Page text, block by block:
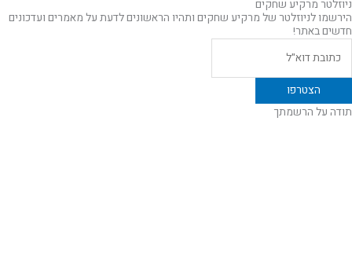
ניוזלטר מרקיע שחקים
הירשמו לניוזלטר של מרקיע שחקים ותהיו הראשונים לדעת על מאמרים ועדכונים
חדשים באתר!
תודה על הרשמתך